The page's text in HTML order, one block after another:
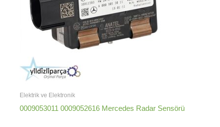
Elektrik ve Elektronik
0009053011 0009052616 Mercedes Radar Sensörü